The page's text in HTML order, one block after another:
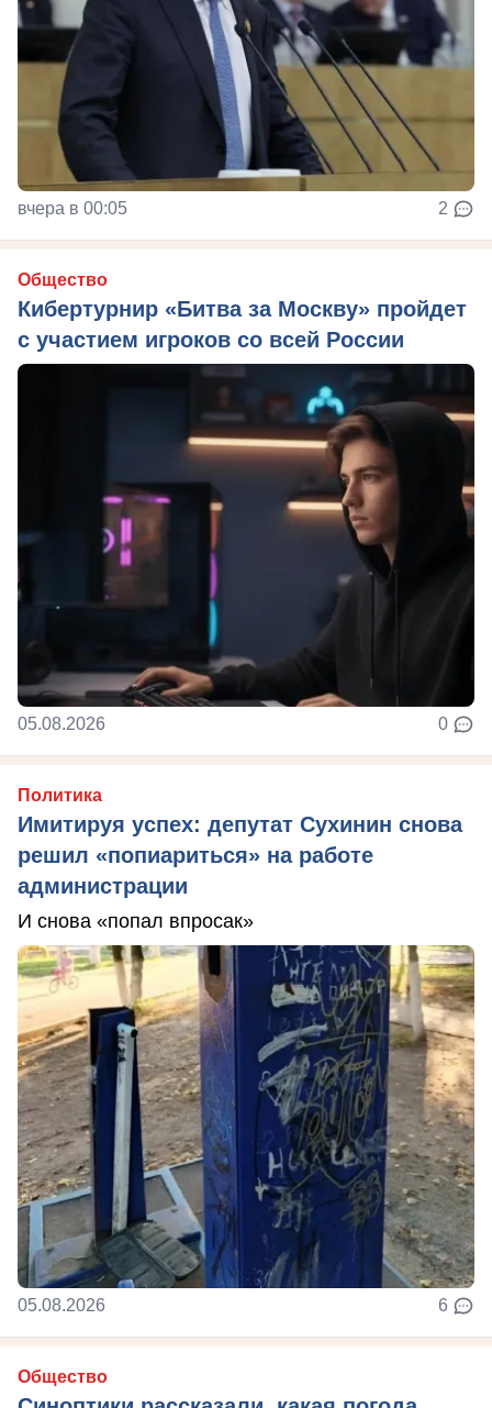
вчера в 00:05 2
Общество
Кибертурнир «Битва за Москву» пройдет
с участием игроков со всей России
05.08.2026 0
Политика
Имитируя успех: депутат Сухинин снова
решил «попиариться» на работе
администрации
И снова «попал впросак»
05.08.2026 6
Общество